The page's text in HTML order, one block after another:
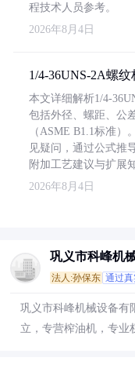
程技术人员参考。
2026年8月4日
1/4-36UNS-2A螺
本文详细解析1/4-
包括外径、螺距、公
（ASME B1.1标准）
见疑问，通过公式推
附加工艺建议与扩展
2026年8月4日
巩义市科峰机
法人:孙保东 通过
巩义市科峰机械设备有
立，专营榨油机，专业